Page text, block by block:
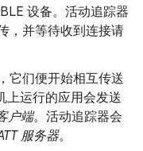
设备。 活动追踪器
，并等待收到连接请
它们便开始相互传送
上运行的应用会发送
户端。活动追踪器会
服务器。